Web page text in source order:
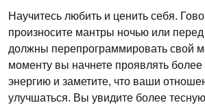
Научитесь любить и ценить себя.
произносите мантры ночью или
должны перепрограммировать свой
моменту вы начнете проявлять
энергию и заметите, что ваши
улучшаться. Вы увидите более